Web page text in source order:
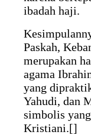
ibadah haji.
Paskah,
merupakan
agama
yang
Yahudi, dan
simbolis
Kristiani.[]